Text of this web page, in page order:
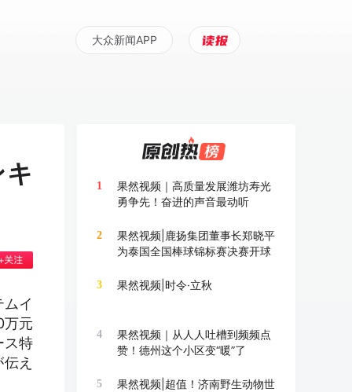
大众新闻APP
イ
万元
ス特
え
1
果然视频｜高质量发展潍坊寿光
勇争先！奋进的声音最动听
2
果然视频|鹿扬集团董事长郑晓平
为泰国全国棒球锦标赛决赛开球
3 果然视频|时令·立秋
4
果然视频｜从人人吐槽到频频点
赞！德州这个小区变“暖”了
5
果然视频|超值！济南野生动物世